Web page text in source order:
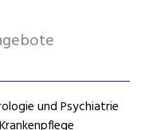
und Psychiatrie